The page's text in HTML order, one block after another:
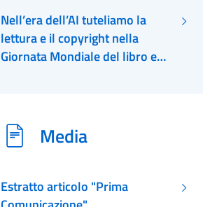
Nell’era dell’AI tuteliamo la
lettura e il copyright nella
Giornata Mondiale del libro e
Media
Estratto articolo "Prima